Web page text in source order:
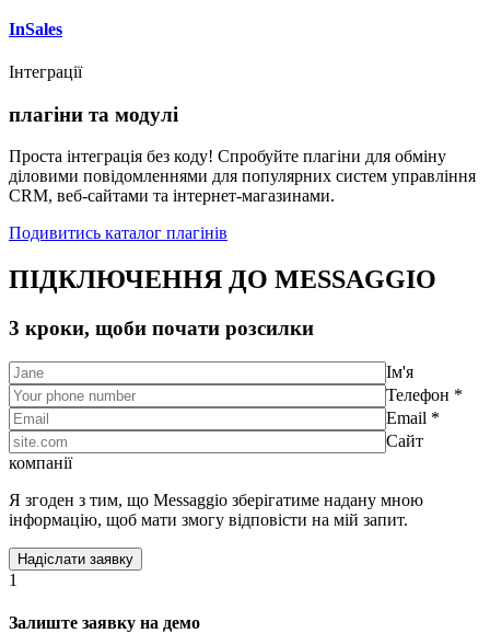
InSales
Інтеграції
плагіни та модулі
Проста інтеграція без коду! Спробуйте плагіни для обміну
діловими повідомленнями для популярних систем управління
CRM, веб-сайтами та інтернет-магазинами.
Подивитись каталог плагінів
ПІДКЛЮЧЕННЯ ДО MESSAGGIO
3 кроки, щоби почати розсилки
Ім'я
Телефон *
Email *
Сайт
компанії
Я згоден з тим, що Messaggio зберігатиме надану мною
інформацію, щоб мати змогу відповісти на мій запит.
1
Залиште заявку на демо